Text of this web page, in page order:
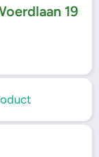
19